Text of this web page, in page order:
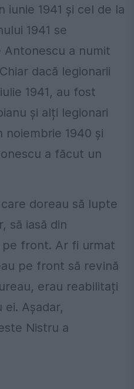
iunie 1941 și cel de la
1941 se
Antonescu a numit
dacă legionarii
1941, au fost
și alți legionari
noiembrie 1940 și
a făcut un
doreau să lupte
să iasă din
pe front. Ar fi urmat
pe front să revină
erau reabilitați
Așadar,
Nistru a